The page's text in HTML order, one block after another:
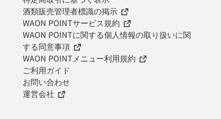
酒類販売管理者標識の掲示
WAON POINTサービス規約
WAON POINTに関する個人情報の取り扱いに関
する同意事項
WAON POINTメニュー利用規約
ご利用ガイド
お問い合わせ
運営会社